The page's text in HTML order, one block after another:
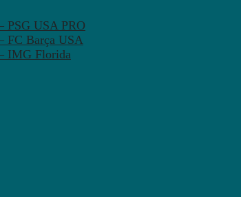
PSG USA PRO
FC Barça USA
IMG Florida